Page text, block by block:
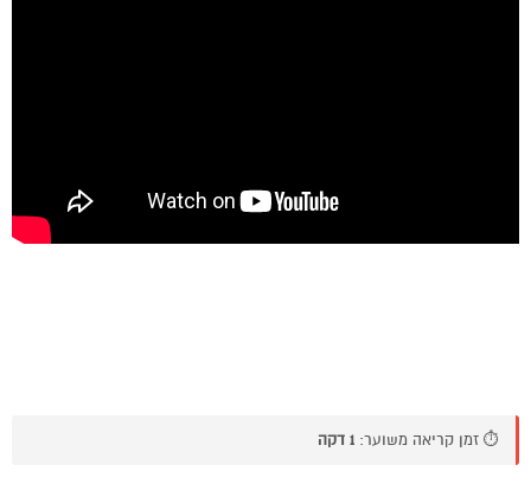
⏱️ זמן קריאה משוער: 1 דקה